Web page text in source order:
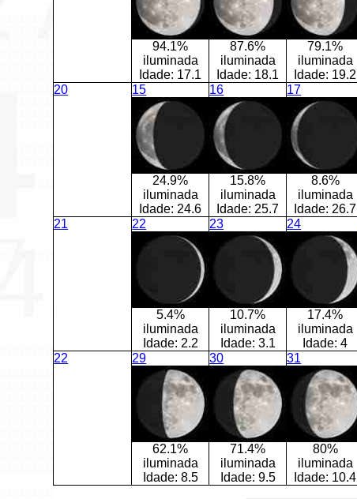
94.1%
iluminada
Idade: 17.1
87.6%
iluminada
Idade: 18.1
79.1%
iluminada
Idade: 19.2
20
15
24.9%
iluminada
Idade: 24.6
16
15.8%
iluminada
Idade: 25.7
17
8.6%
iluminada
Idade: 26.7
21
22
5.4%
iluminada
Idade: 2.2
23
10.7%
iluminada
Idade: 3.1
24
17.4%
iluminada
Idade: 4
22
29
62.1%
iluminada
Idade: 8.5
30
71.4%
iluminada
Idade: 9.5
31
80%
iluminada
Idade: 10.4